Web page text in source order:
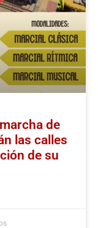
de
las calles
de su